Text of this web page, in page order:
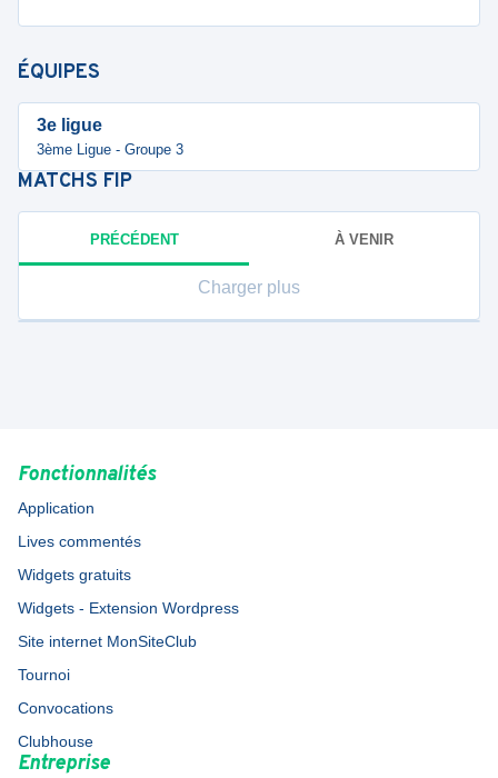
ÉQUIPES
3e ligue
3ème Ligue - Groupe 3
MATCHS FIP
PRÉCÉDENT À VENIR
Charger plus
Fonctionnalités
Application
Lives commentés
Widgets gratuits
Widgets - Extension Wordpress
Site internet MonSiteClub
Tournoi
Convocations
Clubhouse
Entreprise